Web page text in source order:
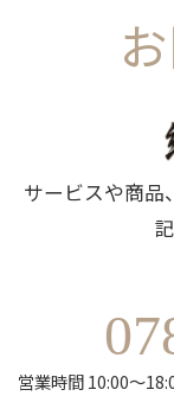
サービスや商品
営業時間 10:00～